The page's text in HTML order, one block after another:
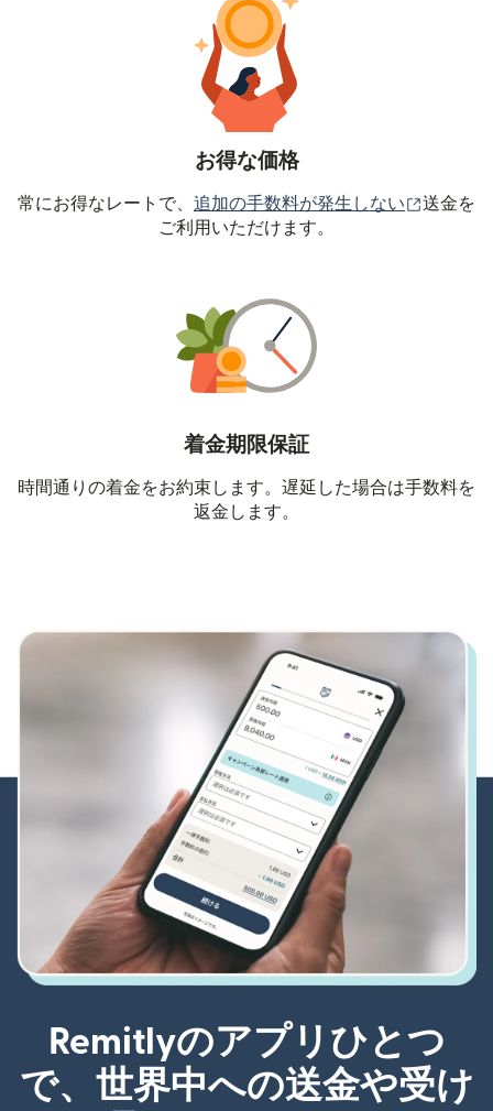
お得な価格
常にお得なレートで、 追加の手数料が発生しない （別ウ
送金を
ご利用いただけます。
着金期限保証
時間通りの着金をお約束します。遅延した場合は手数料を
返金します。
Remitlyのアプリひとつ
で、世界中への送金や受け